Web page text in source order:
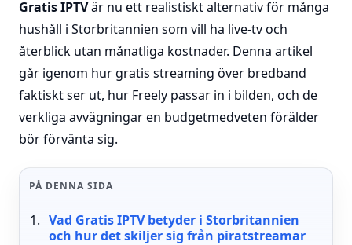
Gratis IPTVär nu ett realistiskt alternativ för många
hushåll i Storbritannien som vill ha live-tv och
återblick utan månatliga kostnader. Denna artikel
går igenom hur gratis streaming över bredband
faktiskt ser ut, hur Freely passar in i bilden, och de
verkliga avvägningar en budgetmedveten förälder
bör förvänta sig.
PÅ DENNA SIDA
Vad Gratis IPTV betyder i Storbritannien
och hur det skiljer sig från piratstreamar